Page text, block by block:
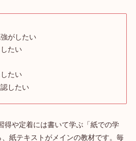
がしたい
たい
たい
したい
得や定着には書いて学ぶ「紙での学
紙テキストがメインの教材です。毎